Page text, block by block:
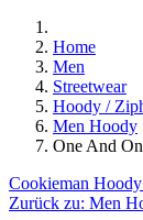
Home
Men
Streetwear
Hoody /
Men Hoody
One And
Cookieman
Zurück zu: Men